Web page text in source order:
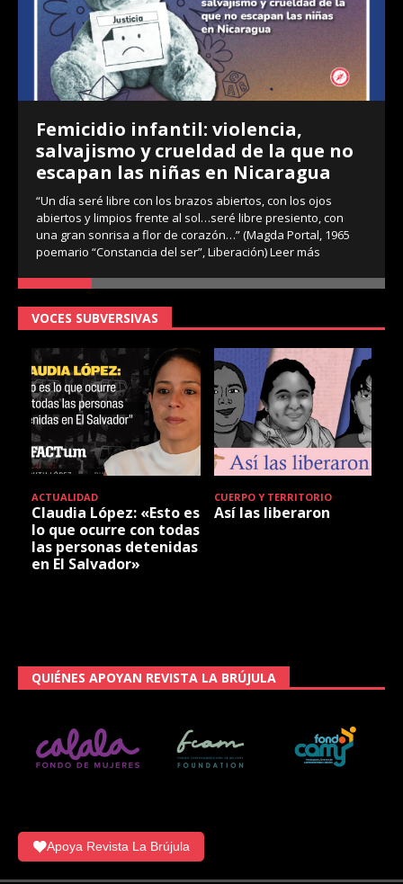
Femicidio infantil: violencia,
salvajismo y crueldad de la que no
escapan las niñas en Nicaragua
“Un día seré libre con los brazos abiertos, con los ojos
abiertos y limpios frente al sol…seré libre presiento, con
una gran sonrisa a flor de corazón…” (Magda Portal, 1965
poemario “Constancia del ser”, Liberación)Leer más
VOCES SUBVERSIVAS
ACTUALIDAD
Claudia López: «Esto es
lo que ocurre con todas
las personas detenidas
en El Salvador»
CUERPO Y TERRITORIO
Así las liberaron
QUIÉNES APOYAN REVISTA LA BRÚJULA
Apoya Revista La Brújula